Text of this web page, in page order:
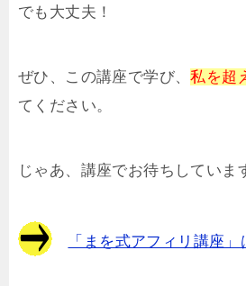
でも大丈夫！
ぜひ、この講座で学び、私を超
てください。
じゃあ、講座でお待ちしていま
「まを式アフィリ講座」